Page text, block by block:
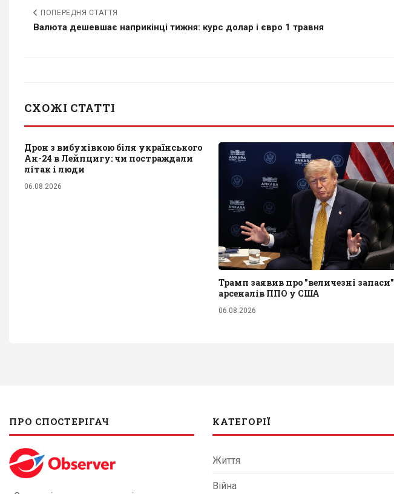
ПОПЕРЕДНЯ СТАТТЯ
Валюта дешевшає наприкінці тижня: курс долар і євро 1 травня
СХОЖІ СТАТТІ
Дрон з вибухівкою біля українського
Ан-24 в Лейпцигу: чи постраждали
літак і люди
06.08.2026
Трамп заявив про "величезні запаси"
арсеналів ППО у США
06.08.2026
ПРО СПОСТЕРІГАЧ КАТЕГОРІЇ
Життя
Війна